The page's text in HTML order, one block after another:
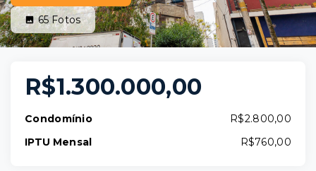
65Fotos
R$1.300.000,00
Condomínio
R$2.800,00
IPTU Mensal
R$760,00